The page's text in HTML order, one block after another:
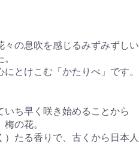
々の息吹を感じるみずみずしい
とけこむ「かたりべ」です。
ち早く咲き始めることから
の花。
たる香りで、古くから日本人